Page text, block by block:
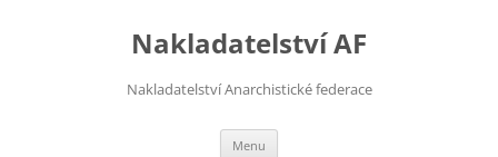
Nakladatelství AF
Nakladatelství Anarchistické federace
Menu